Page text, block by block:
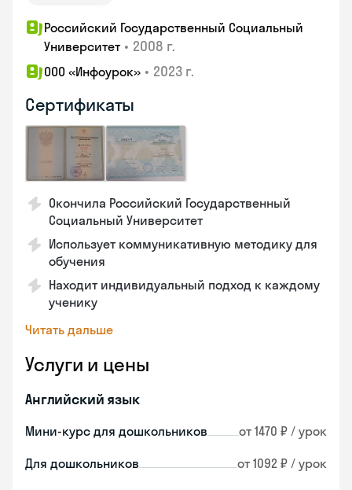
Российский Государственный Социальный
Университет • 2008 г.
ООО «Инфоурок» • 2023 г.
Сертификаты
Окончила Российский Государственный
Социальный Университет
Использует коммуникативную методику для
обучения
Находит индивидуальный подход к каждому
ученику
Читать дальше
Услуги и цены
Английский язык
Мини-курс для дошкольников от 1470 ₽ / урок
Для дошкольников от 1092 ₽ / урок